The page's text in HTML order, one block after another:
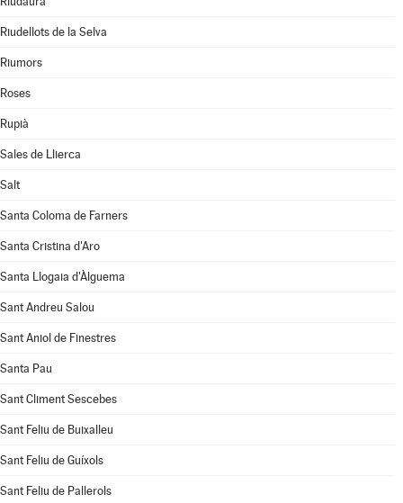
Riudellots de la Selva
Riumors
Roses
Rupià
Sales de Llierca
Salt
Santa Coloma de Farners
Santa Cristina d'Aro
Santa Llogaia d'Àlguema
Sant Andreu Salou
Sant Aniol de Finestres
Santa Pau
Sant Climent Sescebes
Sant Feliu de Buixalleu
Sant Feliu de Guíxols
Sant Feliu de Pallerols